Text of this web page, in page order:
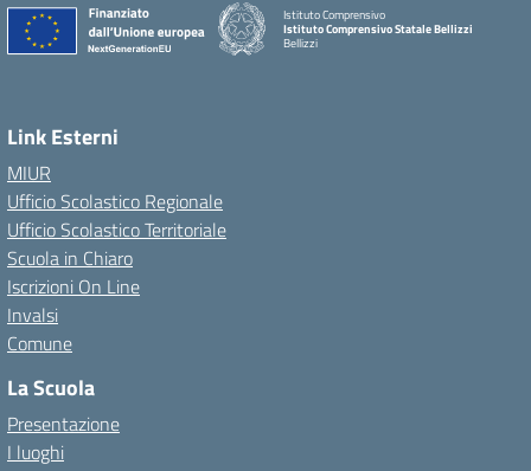
Istituto Comprensivo
Istituto Comprensivo Statale Bellizzi
Bellizzi
Link Esterni
MIUR
Ufficio Scolastico Regionale
Ufficio Scolastico Territoriale
Scuola in Chiaro
Iscrizioni On Line
Invalsi
Comune
La Scuola
Presentazione
I luoghi